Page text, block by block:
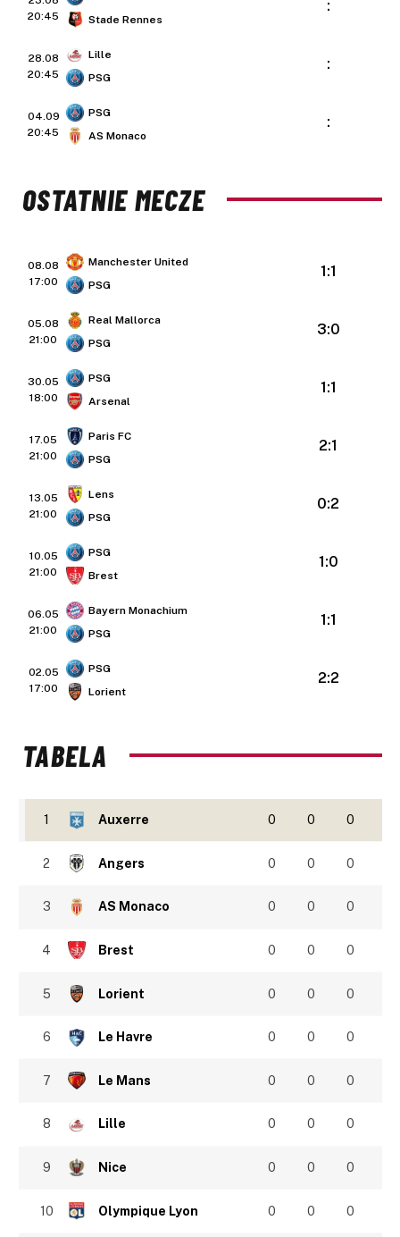
20:45
Stade Rennes
:
28.08
20:45
Lille
PSG
:
04.09
20:45
PSG
AS Monaco
:
OSTATNIE MECZE
08.08
17:00
Manchester United
PSG
1:1
05.08
21:00
Real Mallorca
PSG
3:0
30.05
18:00
PSG
Arsenal
1:1
17.05
21:00
Paris FC
PSG
2:1
13.05
21:00
Lens
PSG
0:2
10.05
21:00
PSG
Brest
1:0
06.05
21:00
Bayern Monachium
PSG
1:1
02.05
17:00
PSG
Lorient
2:2
TABELA
1 Auxerre 0 0 0
2 Angers 0 0 0
3 AS Monaco 0 0 0
4 Brest 0 0 0
5 Lorient 0 0 0
6 Le Havre 0 0 0
7 Le Mans 0 0 0
8 Lille 0 0 0
9 Nice 0 0 0
10 Olympique Lyon 0 0 0